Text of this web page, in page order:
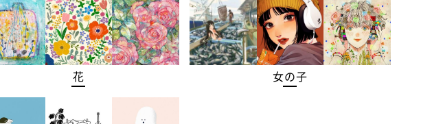
花 女の子